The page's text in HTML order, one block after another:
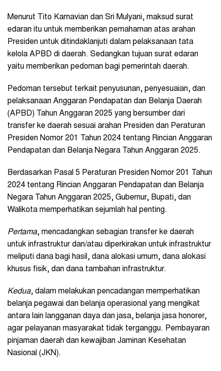
Menurut Tito Karnavian dan Sri Mulyani, maksud surat
edaran itu untuk memberikan pemahaman atas arahan
Presiden untuk ditindaklanjuti dalam pelaksanaan tata
kelola APBD di daerah. Sedangkan tujuan surat edaran
yaitu memberikan pedoman bagi pemerintah daerah.
Pedoman tersebut terkait penyusunan, penyesuaian, dan
pelaksanaan Anggaran Pendapatan dan Belanja Daerah
(APBD) Tahun Anggaran 2025 yang bersumber dari
transfer ke daerah sesuai arahan Presiden dan Peraturan
Presiden Nomor 201 Tahun 2024 tentang Rincian Anggaran
Pendapatan dan Belanja Negara Tahun Anggaran 2025.
Berdasarkan Pasal 5 Peraturan Presiden Nomor 201 Tahun
2024 tentang Rincian Anggaran Pendapatan dan Belanja
Negara Tahun Anggaran 2025, Gubernur, Bupati, dan
Walikota memperhatikan sejumlah hal penting.
Pertama, mencadangkan sebagian transfer ke daerah
untuk infrastruktur dan/atau diperkirakan untuk infrastruktur
meliputi dana bagi hasil, dana alokasi umum, dana alokasi
khusus fisik, dan dana tambahan infrastruktur.
Kedua, dalam melakukan pencadangan memperhatikan
belanja pegawai dan belanja operasional yang mengikat
antara lain langganan daya dan jasa, belanja jasa honorer,
agar pelayanan masyarakat tidak terganggu. Pembayaran
pinjaman daerah dan kewajiban Jaminan Kesehatan
Nasional (JKN).